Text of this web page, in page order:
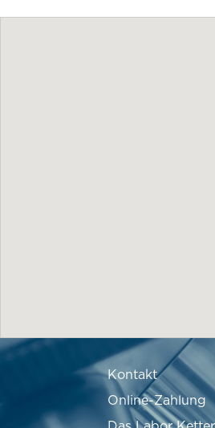
Kontakt
Online-Zahlung